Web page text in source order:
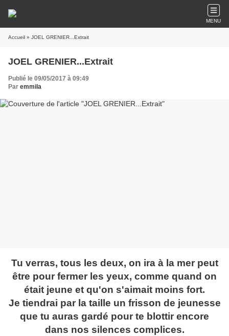
MENU
Accueil » JOEL GRENIER...Extrait
JOEL GRENIER...Extrait
Publié le 09/05/2017 à 09:49
Par emmila
Tu verras, tous les deux, on ira à la mer peut
être pour fermer les yeux, comme quand on
était jeune et qu'on s'aimait moins fort.
Je tiendrai par la taille un frisson de jeunesse
que tu auras gardé pour te blottir encore
dans nos silences complices.